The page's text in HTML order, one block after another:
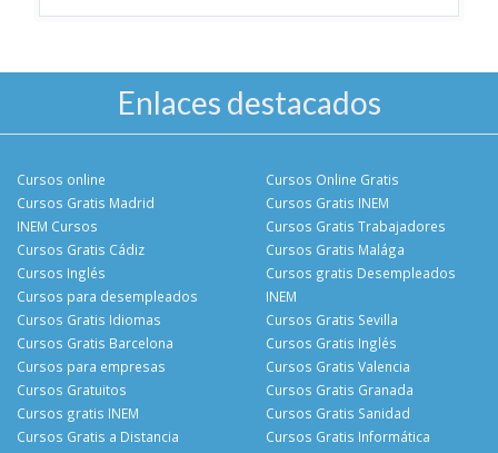
Enlaces destacados
Cursos online
Cursos Gratis Madrid
INEM Cursos
Cursos Gratis Cádiz
Cursos Online Gratis
Cursos Gratis INEM
Cursos Gratis Trabajadores
Cursos Gratis Malága
Cursos Inglés
Cursos para desempleados
Cursos Gratis Idiomas
Cursos Gratis Barcelona
Cursos gratis Desempleados
INEM
Cursos Gratis Sevilla
Cursos Gratis Inglés
Cursos para empresas
Cursos Gratuitos
Cursos gratis INEM
Cursos Gratis a Distancia
Cursos Gratis Valencia
Cursos Gratis Granada
Cursos Gratis Sanidad
Cursos Gratis Informática